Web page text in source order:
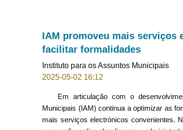
IAM promoveu mais
facilitar formalidades
Instituto para os Assuntos Municipais
2025-05-02 16:12
Em articulação com o
Municipais (IAM) continua a optimizar as
mais serviços electrónicos convenientes.